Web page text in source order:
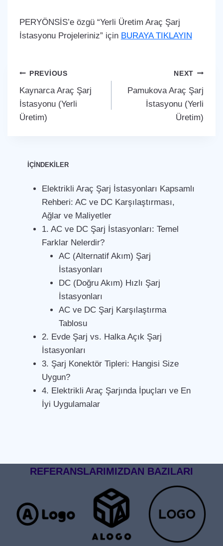
PERYÖNSİS’e özgü “Yerli Üretim Araç Şarj
İstasyonu Projeleriniz” için BURAYA TIKLAYIN
Yazı
gezinmesi
PREVIOUS
Kaynarca Araç Şarj
İstasyonu (Yerli
Üretim)
NEXT
Pamukova Araç Şarj
İstasyonu (Yerli
Üretim)
İÇİNDEKİLER
Elektrikli Araç Şarj İstasyonları Kapsamlı
Rehberi: AC ve DC Karşılaştırması,
Ağlar ve Maliyetler
1. AC ve DC Şarj İstasyonları: Temel
Farklar Nelerdir?
AC (Alternatif Akım) Şarj
İstasyonları
DC (Doğru Akım) Hızlı Şarj
İstasyonları
AC ve DC Şarj Karşılaştırma
Tablosu
2. Evde Şarj vs. Halka Açık Şarj
İstasyonları
3. Şarj Konektör Tipleri: Hangisi Size
Uygun?
4. Elektrikli Araç Şarjında İpuçları ve En
İyi Uygulamalar
REFERANSLARIMIZDAN BAZILARI